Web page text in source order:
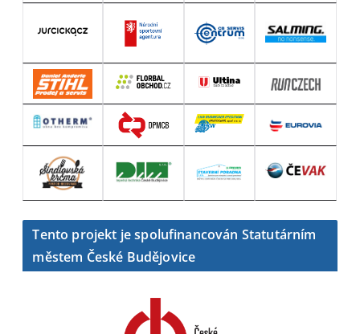
Tento projekt je spolufinancován Statutárním
městem České Budějovice